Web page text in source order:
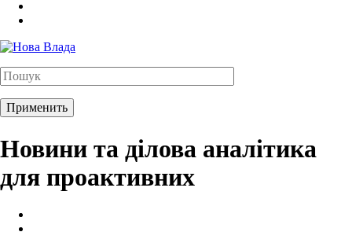
Новини та ділова аналітика
для проактивних